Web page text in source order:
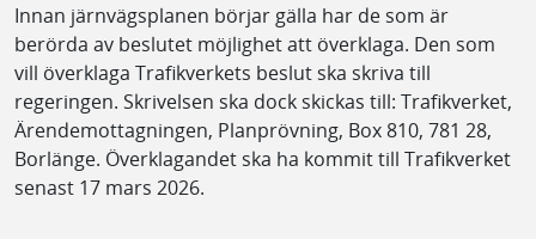
Innan järnvägsplanen börjar gälla har de som är
berörda av beslutet möjlighet att överklaga. Den som
vill överklaga Trafikverkets beslut ska skriva till
regeringen. Skrivelsen ska dock skickas till: Trafikverket,
Ärendemottagningen, Planprövning, Box 810, 781 28,
Borlänge. Överklagandet ska ha kommit till Trafikverket
senast 17 mars 2026.